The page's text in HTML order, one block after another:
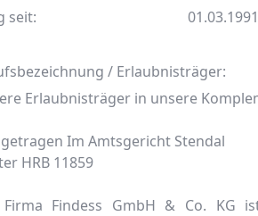
seit: 01.03.1991
/ Erlaubnisträger:
Erlaubnisträger in unsere
Im Amtsgericht Stendal
HRB 11859
Findess GmbH & Co. KG